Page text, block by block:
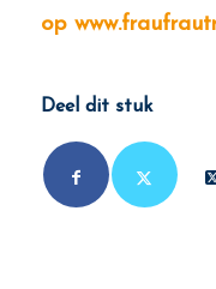
op
Deel dit stuk